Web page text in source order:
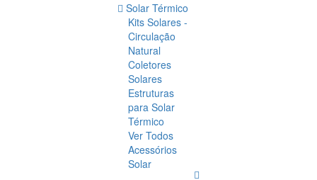
Solar Térmico
Kits Solares -
Circulação
Natural
Coletores
Solares
Estruturas
para Solar
Térmico
Ver Todos
Acessórios
Solar